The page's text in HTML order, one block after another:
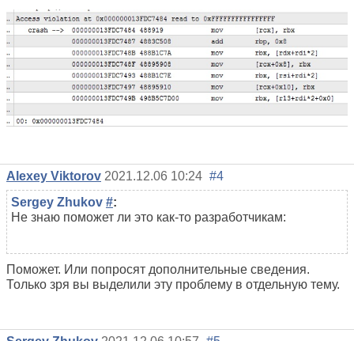
Alexey Viktorov 2021.12.06 10:24 #4
Sergey Zhukov #:
Не знаю поможет ли это как-то разработчикам:
Поможет. Или попросят дополнительные сведения.
Только зря вы выделили эту проблему в отдельную тему.